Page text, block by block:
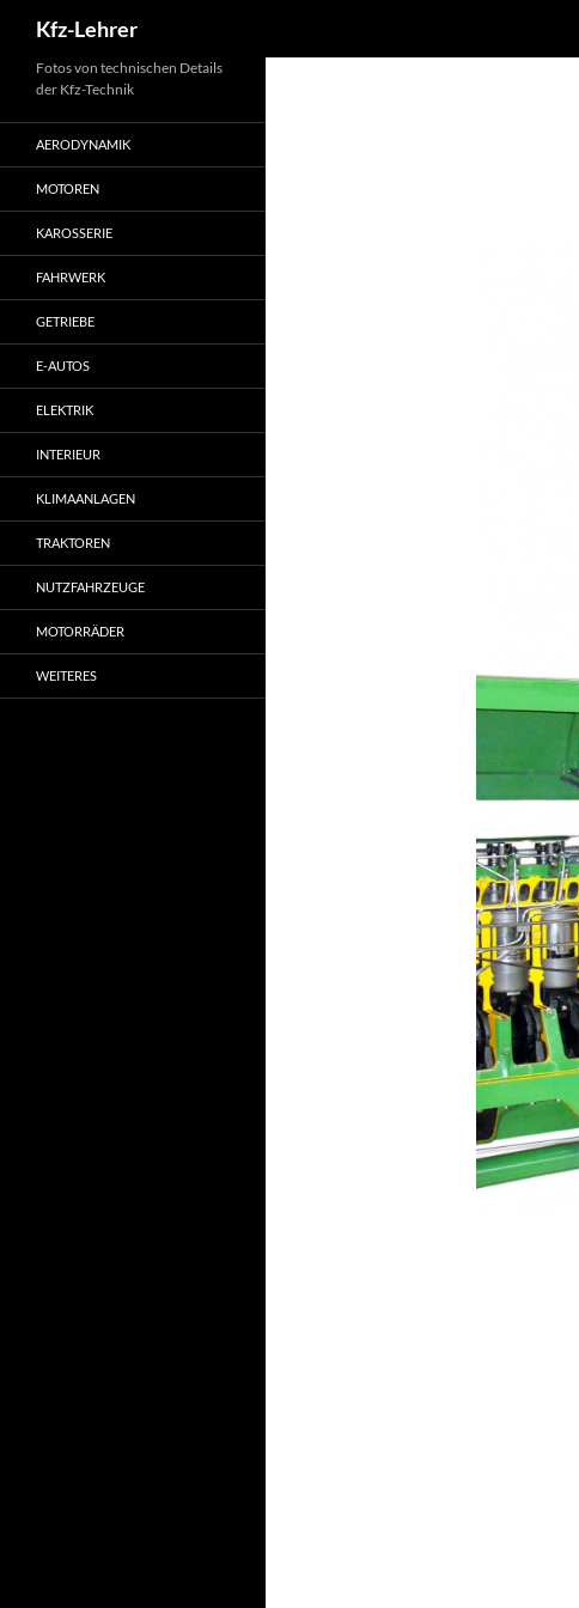
Inhalt
springen
Kfz-Lehrer
Fotos von technischen Details
der Kfz-Technik
AERODYNAMIK
MOTOREN
KAROSSERIE
FAHRWERK
GETRIEBE
E-AUTOS
ELEKTRIK
INTERIEUR
KLIMAANLAGEN
TRAKTOREN
NUTZFAHRZEUGE
MOTORRÄDER
WEITERES